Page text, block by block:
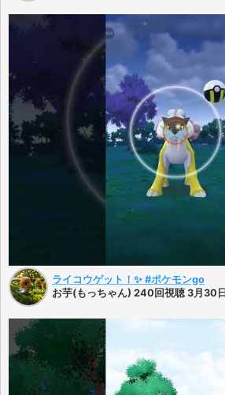
ライコウゲット！✨ #ポケモンgo
お芋(もっちゃん) 240回視聴 3月30日